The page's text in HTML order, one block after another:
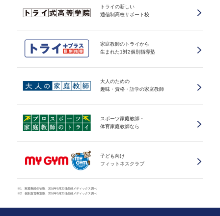
トライの新しい
通信制高校サポート校
家庭教師のトライから
生まれた1対2個別指導塾
大人のための
趣味・資格・語学の家庭教師
スポーツ家庭教師・
体育家庭教師なら
子ども向け
フィットネスクラブ
※1 家庭教師生徒数、2016年5月20日産經メディックス調べ
※2 個別直営教室数、2016年5月20日産經メディックス調べ